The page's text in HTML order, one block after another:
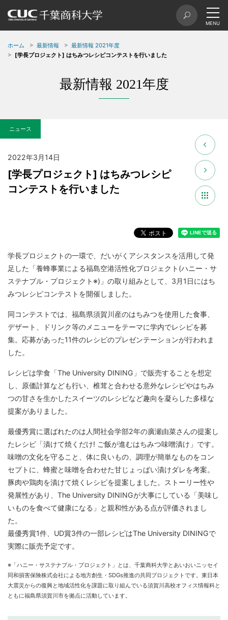
ホーム 最新情報
最新情報 2021年度
[学長プロジェクト] はちみつレシピコンテストを行いました
最新情報 2021年度
ニュース
2022年3月14日
[学長プロジェクト] はちみつレシピ
コンテストを行いました
学長プロジェクトの一環で、だいがくアシスタンスを活用して発
足した「養蜂事業による福島空港活性化プロジェクト(ハニー・サ
ステナブル・プロジェクト※)」の取り組みとして、3月1日にはち
みつレシピコンテストを開催しました。
同コンテストでは、福島県須賀川産のはちみつを使用した食事、
デザート、ドリンク等のメニューをテーマに学内でレシピを募
集。応募があった11件のレシピのプレゼンテーションが行われま
した。
レシピは学食「The University DINING」で販売することを想定
し、原価計算なども行い、椎茸と合わせる意外なレシピやはちみ
つの甘さを生かしたスイーツのレシピなど趣向を凝らした多様な
提案がありました。
最優秀賞に選ばれたのは人間社会学部2年の廣瀬由菜さんの提案し
たレシピ「漬けて焼くだけ! ご飯が進むはちみつ味噌漬け」です。
味噌の文化を守ること、体に良いもの、調理が簡単なものをコン
セプトに、蜂蜜と味噌を合わせた甘じょっぱい漬けダレを考案。
豚肉や鶏肉を漬けて焼くレシピを提案しました。ストーリー性や
発展性があり、The University DININGが大事にしている「美味し
いものを食べて健康になる」と親和性がある点が評価されまし
た。
最優秀賞1件、UD賞3件の一部レシピはThe University DININGで
実際に販売予定です。
※「ハニー・サステナブル・プロジェクト」とは、千葉商科大学とあいおいニッセイ
同和損害保険株式会社による地方創生・SDGs推進の共同プロジェクトです。東日本
大震災からの復興と地域活性化を課題に取り組んでいる須賀川高校オフィス情報科と
ともに福島県須賀川市を拠点に活動しています。